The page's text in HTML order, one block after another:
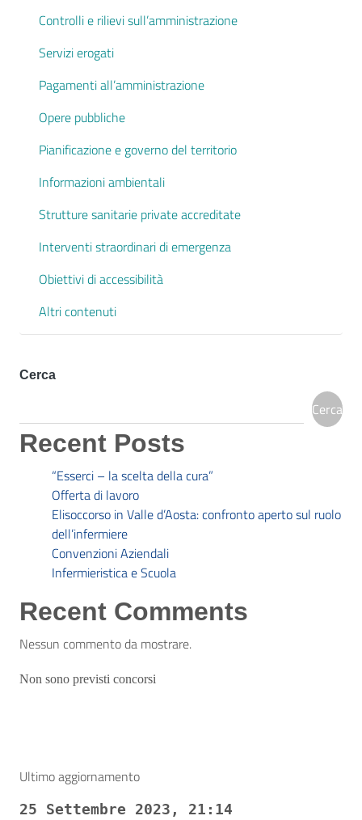
Controlli e rilievi sull’amministrazione
Servizi erogati
Pagamenti all’amministrazione
Opere pubbliche
Pianificazione e governo del territorio
Informazioni ambientali
Strutture sanitarie private accreditate
Interventi straordinari di emergenza
Obiettivi di accessibilità
Altri contenuti
Cerca
Cerca
Recent Posts
“Esserci – la scelta della cura”
Offerta di lavoro
Elisoccorso in Valle d’Aosta: confronto aperto sul ruolo
dell’infermiere
Convenzioni Aziendali
Infermieristica e Scuola
Recent Comments
Nessun commento da mostrare.
Non sono previsti concorsi
Ultimo aggiornamento
25 Settembre 2023, 21:14